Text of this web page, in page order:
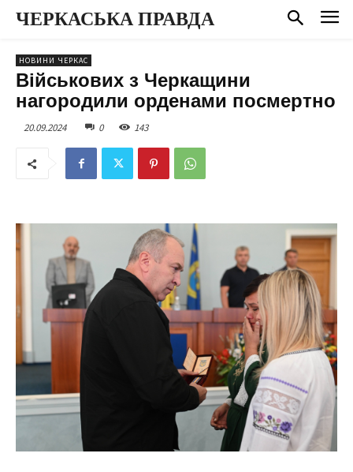
ЧЕРКАСЬКА ПРАВДА
НОВИНИ ЧЕРКАС
Військових з Черкащини
нагородили орденами посмертно
20.09.2024 0 143